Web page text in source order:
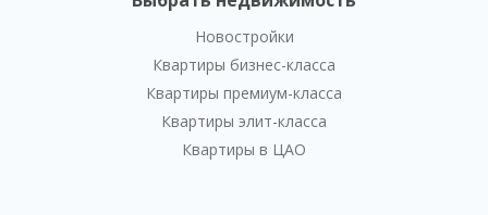
Новостройки
Квартиры бизнес-класса
Квартиры премиум-класса
Квартиры элит-класса
Квартиры в ЦАО